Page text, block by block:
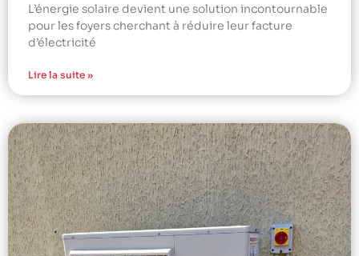
L’énergie solaire devient une solution incontournable
pour les foyers cherchant à réduire leur facture
d’électricité
Lire la suite »